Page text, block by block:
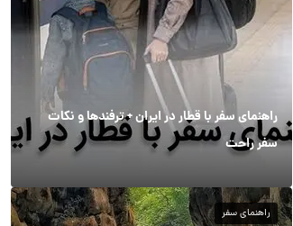
راهنمای سفر با قطار در ایران + ترفندها و نکات
سفر راحت
راهنمای سفر